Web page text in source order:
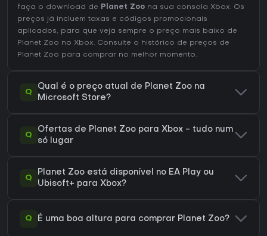
faça o download de Planet Zoo na sua consola Xbox. Os
preços já incluem taxas e códigos promocionais
aplicados, para que veja sempre o preço mais baixo de
Planet Zoo no Xbox. Consulte o histórico de preços de
Planet Zoo para comprar no melhor momento.
Q
Qual é o preço atual de Planet Zoo na
Microsoft Store?
Q
Ofertas de Planet Zoo para Xbox - tudo num
só lugar
Q
Planet Zoo está disponível no EA Play ou
Ubisoft+ para Xbox?
Q É uma boa altura para comprar Planet Zoo?